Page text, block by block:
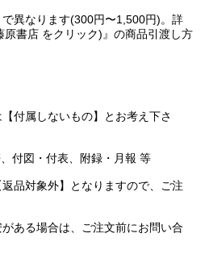
異なります(300円〜1,500円)。詳
原書店 をクリック)』の商品引渡し方
付属しないもの】とお考え下さ
付図・付表、附録・月報 等
品対象外】となりますので、ご注
ある場合は、ご注文前にお問い合